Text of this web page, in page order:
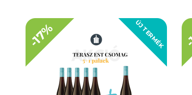
ÚJ TERMÉK
-17%